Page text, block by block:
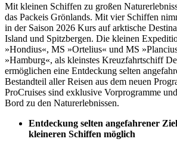
Mit kleinen Schiffen zu großen
das Packeis Grönlands. Mit vier Schiffen
in der Saison 2026 Kurs auf arktische
Island und Spitzbergen. Die kleinen
»Hondius«, MS »Ortelius« und MS
»Hamburg«, als kleinstes Kreuzfahrtschiff
ermöglichen eine Entdeckung selten
Bestandteil aller Reisen aus dem neuen
ProCruises sind exklusive Vorprogramme
Bord zu den Naturerlebnissen.
Entdeckung selten angefahrener
kleineren Schiffen möglich